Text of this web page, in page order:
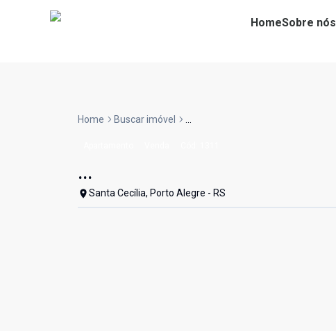
HomeSobre nós
Home Buscar imóvel ...
...
Santa Cecília, Porto Alegre - RS